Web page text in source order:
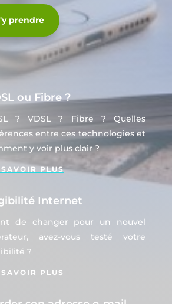
prendre
ou Fibre ?
? VDSL ? Fibre ? Quelles
entre ces technologies et
y voir plus clair ?
PLUS
Internet
de changer pour un nouvel
avez-vous testé votre
?
PLUS